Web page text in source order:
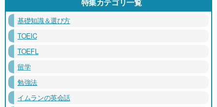
基礎知識＆選び方
TOEIC
TOEFL
留学
勉強法
イムランの英会話